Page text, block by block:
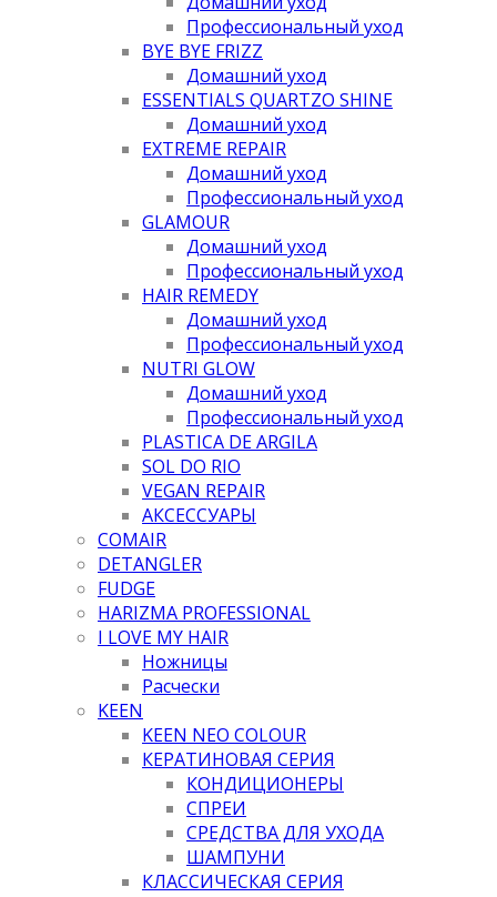
Профессиональный уход
BYE BYE FRIZZ
Домашний уход
ESSENTIALS QUARTZO SHINE
Домашний уход
EXTREME REPAIR
Домашний уход
Профессиональный уход
GLAMOUR
Домашний уход
Профессиональный уход
HAIR REMEDY
Домашний уход
Профессиональный уход
NUTRI GLOW
Домашний уход
Профессиональный уход
PLASTICA DE ARGILA
SOL DO RIO
VEGAN REPAIR
АКСЕССУАРЫ
COMAIR
DETANGLER
FUDGE
HARIZMA PROFESSIONAL
I LOVE MY HAIR
Ножницы
Расчески
KEEN
KEEN NEO COLOUR
КЕРАТИНОВАЯ СЕРИЯ
КОНДИЦИОНЕРЫ
СПРЕИ
СРЕДСТВА ДЛЯ УХОДА
ШАМПУНИ
КЛАССИЧЕСКАЯ СЕРИЯ